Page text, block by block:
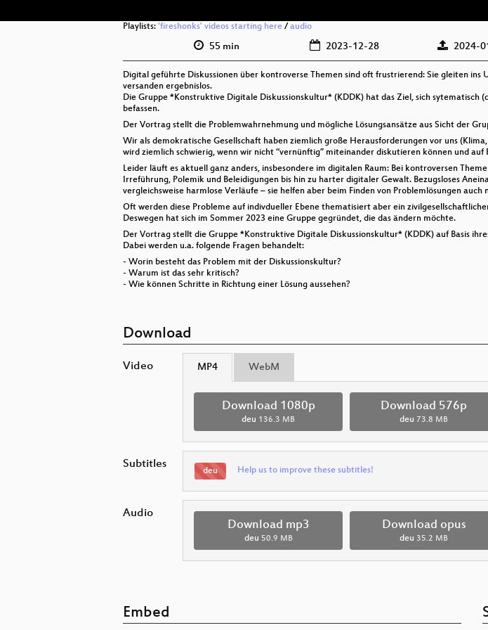
Playlists: 'fireshonks' videos starting here / audio
55 min 2023-12-28 2024-
Digital geführte Diskussionen über kontroverse Themen sind oft frustrierend: Sie gleiten ins
versanden ergebnislos.
Die Gruppe *Konstruktive Digitale Diskussionskultur* (KDDK) hat das Ziel, sich
befassen.
Der Vortrag stellt die Problemwahrnehmung und mögliche Lösungsansätze aus Sicht der
Wir als demokratische Gesellschaft haben ziemlich große Herausforderungen vor uns
wird ziemlich schwierig, wenn wir nicht “vernünftig” miteinander diskutieren können und
Leider läuft es aktuell ganz anders, insbesondere im digitalen Raum: Bei kontroversen
Irreführung, Polemik und Beleidigungen bis hin zu harter digitaler Gewalt. Bezugsloses
vergleichsweise harmlose Verläufe – sie helfen aber beim Finden von Problemlösungen auch
Oft werden diese Probleme auf indivdueller Ebene thematisiert aber ein
Deswegen hat sich im Sommer 2023 eine Gruppe gegründet, die das ändern möchte.
Der Vortrag stellt die Gruppe *Konstruktive Digitale Diskussionskultur* (KDDK) auf Basis
Dabei werden u.a. folgende Fragen behandelt:
- Worin besteht das Problem mit der Diskussionskultur?
- Warum ist das sehr kritisch?
- Wie können Schritte in Richtung einer Lösung aussehen?
Download
Video MP4 WebM
Download 1080p
deu 136.3 MB
Download 576p
deu 73.8 MB
Subtitles deu Help us to improve these subtitles!
Audio
Download mp3
deu 50.9 MB
Download opus
deu 35.2 MB
Embed